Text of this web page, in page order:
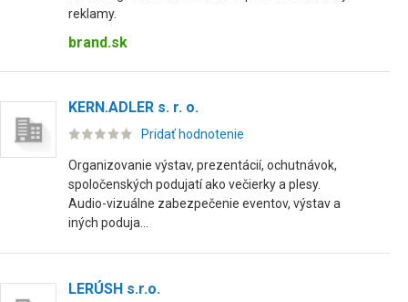
reklamy.
brand.sk
KERN.ADLER s. r. o.
Pridať hodnotenie
Organizovanie výstav, prezentácií, ochutnávok,
spoločenských podujatí ako večierky a plesy.
Audio-vizuálne zabezpečenie eventov, výstav a
iných poduja...
LERÚSH s.r.o.